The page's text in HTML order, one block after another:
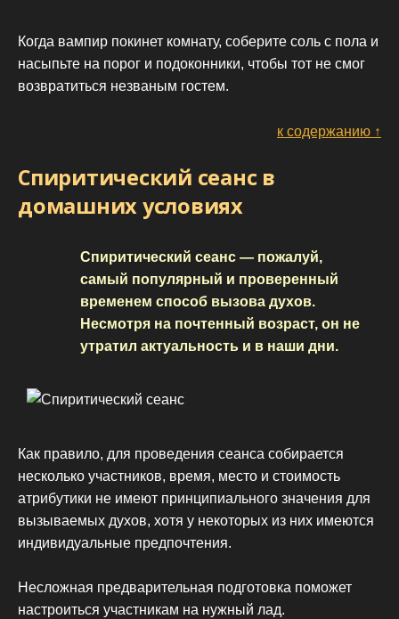
Когда вампир покинет комнату, соберите соль с пола и
насыпьте на порог и подоконники, чтобы тот не смог
возвратиться незваным гостем.
к содержанию ↑
Спиритический сеанс в
домашних условиях
Спиритический сеанс — пожалуй,
самый популярный и проверенный
временем способ вызова духов.
Несмотря на почтенный возраст, он не
утратил актуальность и в наши дни.
Как правило, для проведения сеанса собирается
несколько участников, время, место и стоимость
атрибутики не имеют принципиального значения для
вызываемых духов, хотя у некоторых из них имеются
индивидуальные предпочтения.
Несложная предварительная подготовка поможет
настроиться участникам на нужный лад.